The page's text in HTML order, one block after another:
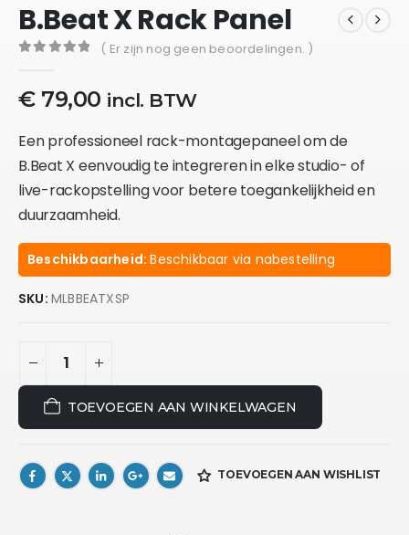
B.Beat X Rack Panel
( Er zijn nog geen beoordelingen. )
€79,00 incl. BTW
Een professioneel rack-montagepaneel om de
B.Beat X eenvoudig te integreren in elke studio- of
live-rackopstelling voor betere toegankelijkheid en
duurzaamheid.
Beschikbaarheid:Beschikbaar via nabestelling
SKU: MLBBEATXSP
TOEVOEGEN AAN WINKELWAGEN
TOEVOEGEN AAN WISHLIST